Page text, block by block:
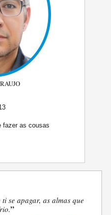
fazer as cousas
se apagar, as almas que
”